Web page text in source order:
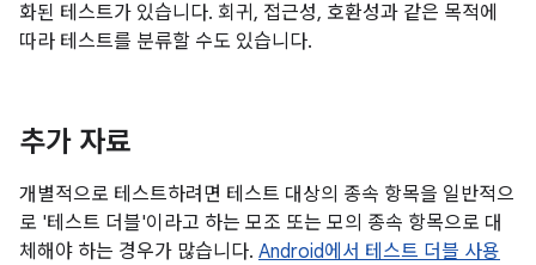
화된 테스트가 있습니다. 회귀, 접근성, 호환성과 같은 목적에
따라 테스트를 분류할 수도 있습니다.
추가 자료
개별적으로 테스트하려면 테스트 대상의 종속 항목을 일반적으
로 '테스트 더블'이라고 하는 모조 또는 모의 종속 항목으로 대
체해야 하는 경우가 많습니다. Android에서 테스트 더블 사용